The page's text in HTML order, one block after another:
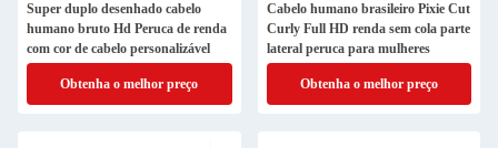
Super duplo desenhado cabelo
humano bruto Hd Peruca de renda
com cor de cabelo personalizável
Obtenha o melhor preço
Cabelo humano brasileiro Pixie Cut
Curly Full HD renda sem cola parte
lateral peruca para mulheres
Obtenha o melhor preço